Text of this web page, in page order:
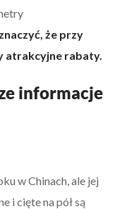
że przy
atrakcyjne rabaty.
informacje
w Chinach, ale jej
i cięte na pół są